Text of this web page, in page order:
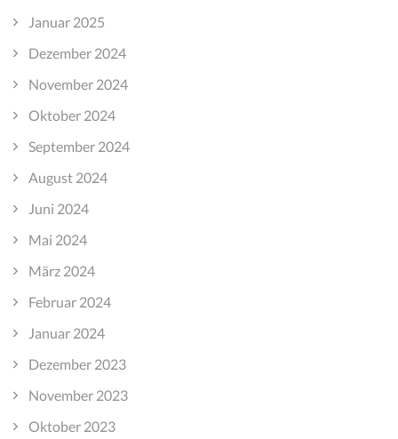
Januar 2025
Dezember 2024
November 2024
Oktober 2024
September 2024
August 2024
Juni 2024
Mai 2024
März 2024
Februar 2024
Januar 2024
Dezember 2023
November 2023
Oktober 2023